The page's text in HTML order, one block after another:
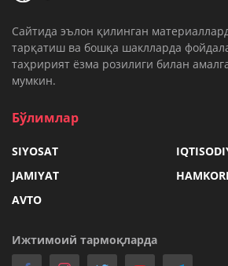
Cайтида эълон қилинган
тарқатиш ва бошқа шаклларда
таҳририят ёзма розилиги билан
мумкин.
Бўлимлар
SIYOSAT
JAMIYAT
AVTO
Ижтимоий тармоқларда